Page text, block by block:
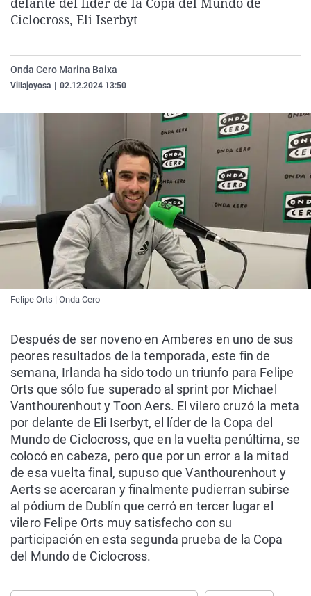
La rosa de los vientos
Como el perro y el
Caso
Equipo de
Extremadura
La Rioja
Virales
Elecciones
Ciclocross, Eli Iserbyt
Onda Cero Marina Baixa
Villajoyosa 02.12.2024 13:50
Felipe Orts | Onda Cero
Después de ser noveno en Amberes en uno de sus
peores resultados de la temporada, este fin de
semana, Irlanda ha sido todo un triunfo para Felipe
Orts que sólo fue superado al sprint por Michael
Vanthourenhout y Toon Aers. El vilero cruzó la meta
por delante de Eli Iserbyt, el líder de la Copa del
Mundo de Ciclocross, que en la vuelta penúltima, se
colocó en cabeza, pero que por un error a la mitad
de esa vuelta final, supuso que Vanthourenhout y
Aerts se acercaran y finalmente pudierran subirse
al pódium de Dublín que cerró en tercer lugar el
vilero Felipe Orts muy satisfecho con su
participación en esta segunda prueba de la Copa
del Mundo de Ciclocross.